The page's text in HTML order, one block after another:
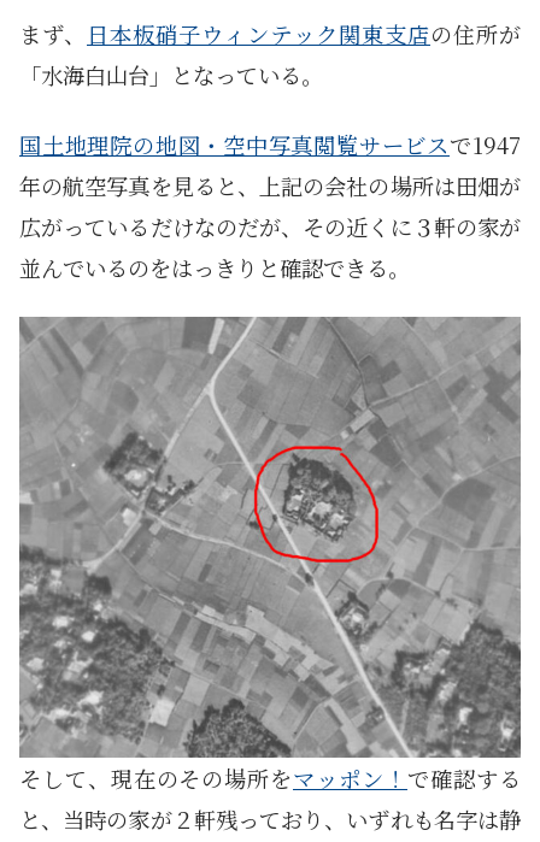
まず、 日本板硝子ウィンテック関東支店の住所が
「水海白山台」となっている。
国土地理院の地図・空中写真閲覧サービスで1947
年の航空写真を見ると、上記の会社の場所は田畑が
広がっているだけなのだが、その近くに３軒の家が
並んでいるのをはっきりと確認できる。
そして、現在のその場所をマッポン！ で確認する
と、当時の家が２軒残っており、いずれも名字は静